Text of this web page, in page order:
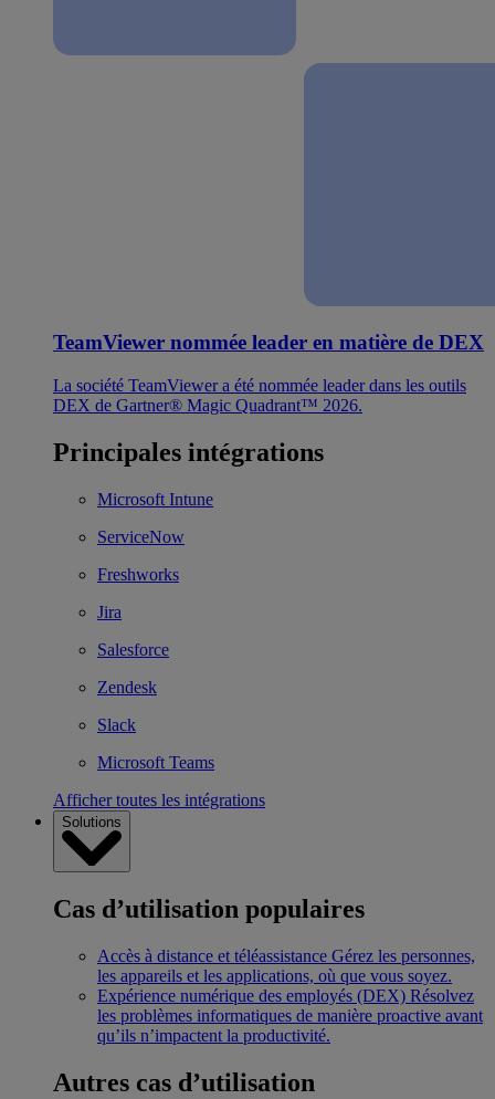
TeamViewer nommée leader en matière de DEX
La société TeamViewer a été nommée leader dans les outils
DEX de Gartner® Magic Quadrant™ 2026.
Principales intégrations
Microsoft Intune
ServiceNow
Freshworks
Jira
Salesforce
Zendesk
Slack
Microsoft Teams
Afficher toutes les intégrations
Solutions
Cas d’utilisation populaires
Accès à distance et téléassistance Gérez les personnes,
les appareils et les applications, où que vous soyez.
Expérience numérique des employés (DEX) Résolvez
les problèmes informatiques de manière proactive avant
qu’ils n’impactent la productivité.
Autres cas d’utilisation